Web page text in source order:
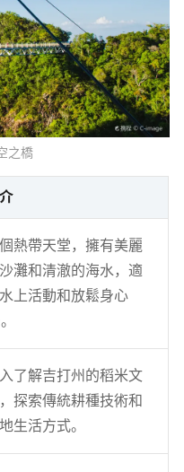
之橋
熱帶天堂，擁有美麗
灘和清澈的海水，適
上活動和放鬆身心
了解吉打州的稻米文
探索傳統耕種技術和
生活方式。